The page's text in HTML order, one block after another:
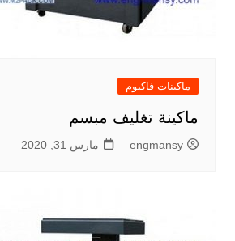
ماكينات فاكيوم
ماكينة تغليف مبسم
engmansy مارس 31, 2020